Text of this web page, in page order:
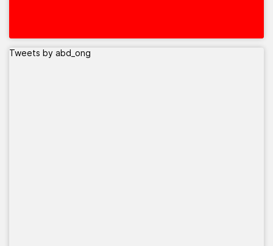
Tweets by abd_ong